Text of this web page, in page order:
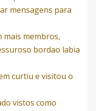
mensagens para
mais membros,
bordao labia
curtiu e visitou o
vistos como